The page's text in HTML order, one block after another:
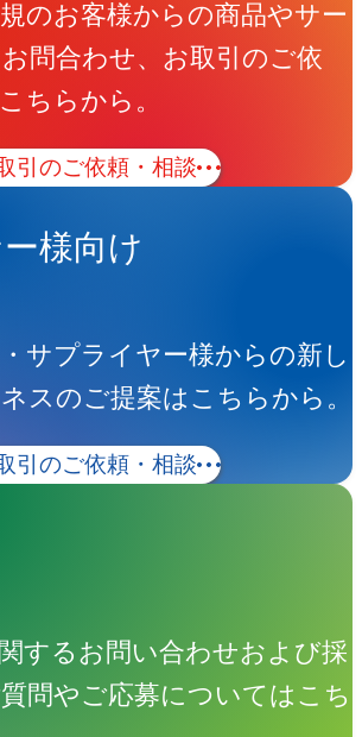
のお客様からの商品やサー
問合わせ、お取引のご依
ちらから。
引のご依頼・相談
様向け
サプライヤー様からの新し
スのご提案はこちらから。
引のご依頼・相談
するお問い合わせおよび採
問やご応募についてはこち